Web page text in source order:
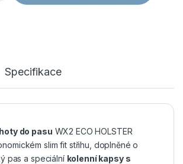
Specifikace
do pasu WX2 ECO HOLSTER
slim fit střihu, doplněné o
pas a speciální kolenní kapsy s